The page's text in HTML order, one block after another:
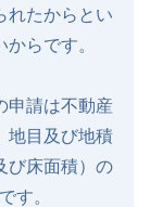
れたからとい
らです。
申請は不動産
地目及び地積
び床面積）の
す。